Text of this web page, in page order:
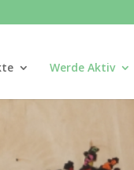
Werde Aktiv